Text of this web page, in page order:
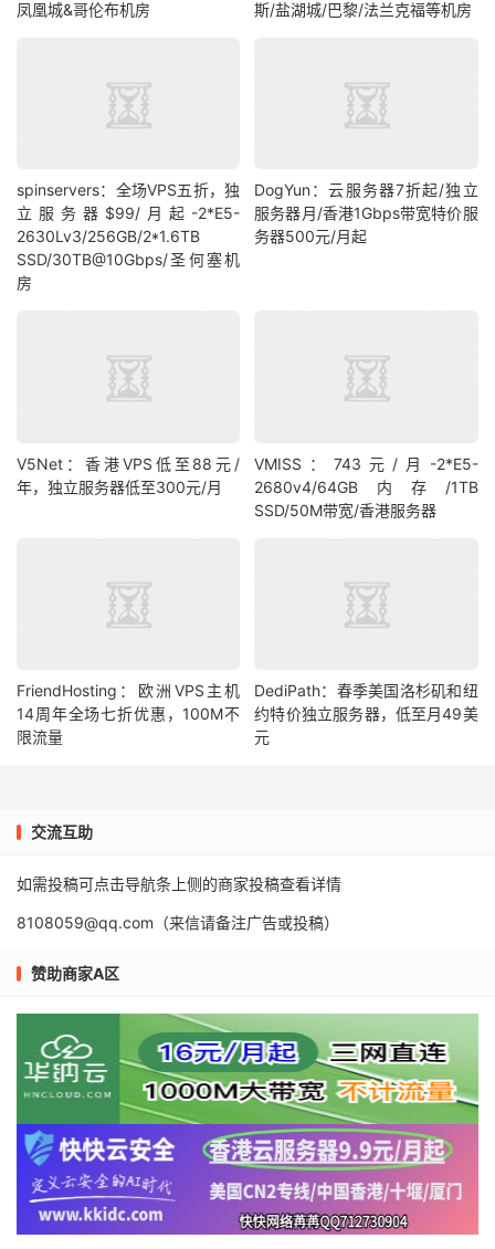
凤凰城&哥伦布机房 斯/盐湖城/巴黎/法兰克福等机房
spinservers：全场VPS五折，独
立服务器$99/月起-2*E5-
2630Lv3/256GB/2*1.6TB
SSD/30TB@10Gbps/圣何塞机
房
DogYun：云服务器7折起/独立
服务器月/香港1Gbps带宽特价服
务器500元/月起
V5Net：香港VPS低至88元/
年，独立服务器低至300元/月
VMISS：743元/月-2*E5-
2680v4/64GB内存/1TB
SSD/50M带宽/香港服务器
FriendHosting：欧洲VPS主机
14周年全场七折优惠，100M不
限流量
DediPath：春季美国洛杉矶和纽
约特价独立服务器，低至月49美
元
交流互助
如需投稿可点击导航条上侧的商家投稿查看详情
8108059@qq.com（来信请备注广告或投稿）
赞助商家A区